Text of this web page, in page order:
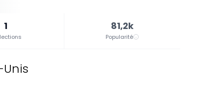
1 81,2k
Popularité